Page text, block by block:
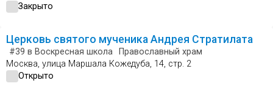
Закрыто
Церковь святого мученика Андрея Стратилата
#39 в Воскресная школа
Православный храм
Москва, улица Маршала Кожедуба, 14, стр. 2
Открыто